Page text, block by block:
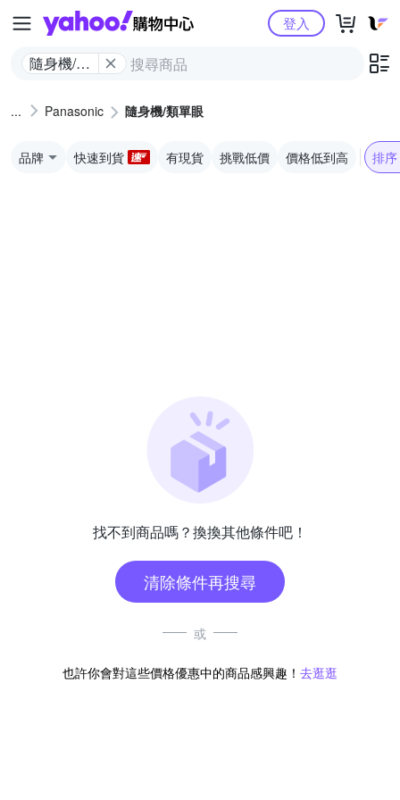
Yahoo購物中心
隨身機/類
登入
Panasonic 隨身機/類單眼
品牌 快速到貨 有現貨 挑戰低價 價格低到高 排序
找不到商品嗎？換換其他條件吧！
清除條件再搜尋
或
也許你會對這些價格優惠中的商品感興趣！ 去逛逛